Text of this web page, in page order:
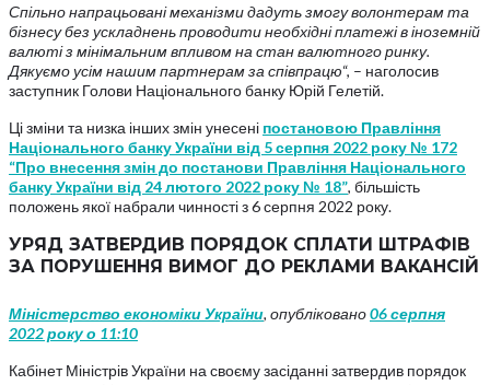
Спільно напрацьовані механізми дадуть змогу волонтерам та
бізнесу без ускладнень проводити необхідні платежі в іноземній
валюті з мінімальним впливом на стан валютного ринку.
Дякуємо усім нашим партнерам за співпрацю“, – наголосив
заступник Голови Національного банку Юрій Гелетій.
Ці зміни та низка інших змін унесені постановою Правління
Національного банку України від 5 серпня 2022 року № 172
“Про внесення змін до постанови Правління Національного
банку України від 24 лютого 2022 року № 18”, більшість
положень якої набрали чинності з 6 серпня 2022 року.
УРЯД ЗАТВЕРДИВ ПОРЯДОК СПЛАТИ ШТРАФІВ
ЗА ПОРУШЕННЯ ВИМОГ ДО РЕКЛАМИ ВАКАНСІЙ
Міністерство економіки України, опубліковано06 серпня
2022 року о 11:10
Кабінет Міністрів України на своєму засіданні затвердив порядок